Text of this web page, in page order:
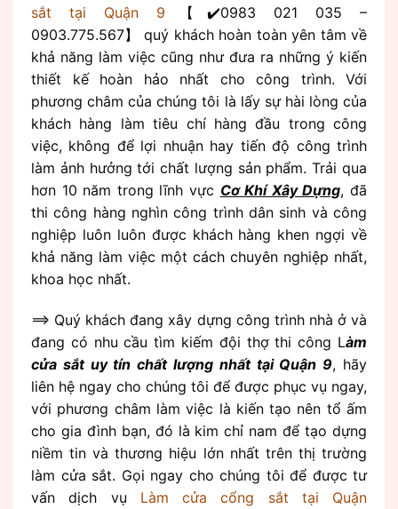
sắt tại Quận 9 【✔️0983 021 035 –
0903.775.567】 quý khách hoàn toàn yên tâm về
khả năng làm việc cũng như đưa ra những ý kiến
thiết kế hoàn hảo nhất cho công trình. Với
phương châm của chúng tôi là lấy sự hài lòng của
khách hàng làm tiêu chí hàng đầu trong công
việc, không để lợi nhuận hay tiến độ công trình
làm ảnh hưởng tới chất lượng sản phẩm. Trải qua
hơn 10 năm trong lĩnh vực Cơ Khí Xây Dựng, đã
thi công hàng nghìn công trình dân sinh và công
nghiệp luôn luôn được khách hàng khen ngợi về
khả năng làm việc một cách chuyên nghiệp nhất,
khoa học nhất.
==> Quý khách đang xây dựng công trình nhà ở và
đang có nhu cầu tìm kiếm đội thợ thi công Làm
cửa sắt uy tín chất lượng nhất tại Quận 9, hãy
liên hệ ngay cho chúng tôi để được phục vụ ngay,
với phương châm làm việc là kiến tạo nên tổ ấm
cho gia đình bạn, đó là kim chỉ nam để tạo dựng
niềm tin và thương hiệu lớn nhất trên thị trường
làm cửa sắt. Gọi ngay cho chúng tôi để được tư
vấn dịch vụ Làm cửa cổng sắt tại Quận